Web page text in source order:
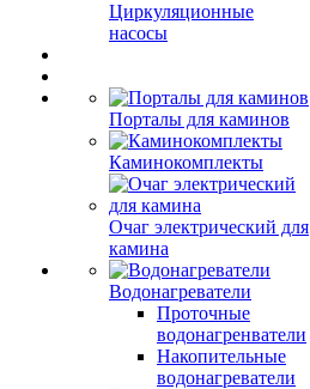
Циркуляционные
насосы
Порталы для каминов
Каминокомплекты
Очаг электрический для
камина
Водонагреватели
Проточные
водонагренватели
Накопительные
водонагреватели